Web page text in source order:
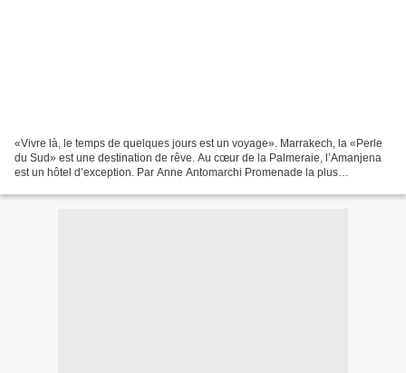
«Vivre là, le temps de quelques jours est un voyage». Marrakech, la «Perle
du Sud» est une destination de rêve. Au cœur de la Palmeraie, l’Amanjena
est un hôtel d’exception. Par Anne Antomarchi Promenade la plus